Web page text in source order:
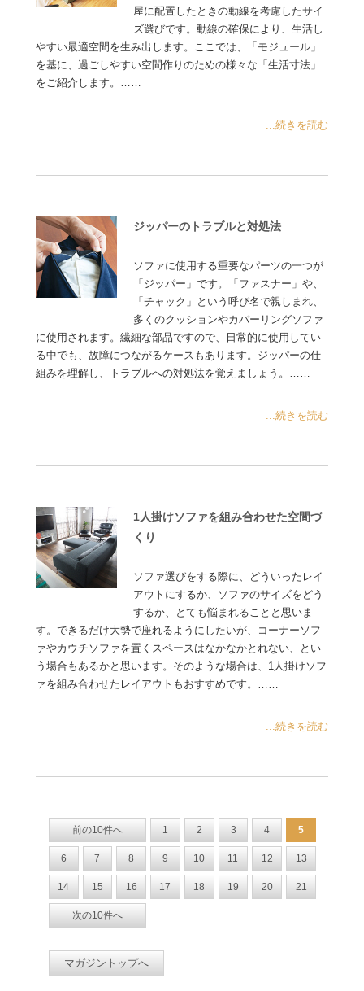
屋に配置したときの動線を考慮したサイ
ズ選びです。動線の確保により、生活し
やすい最適空間を生み出します。ここでは、「モジュール」
を基に、過ごしやすい空間作りのための様々な「生活寸法」
をご紹介します。……
...続きを読む
ジッパーのトラブルと対処法
ソファに使用する重要なパーツの一つが
「ジッパー」です。「ファスナー」や、
「チャック」という呼び名で親しまれ、
多くのクッションやカバーリングソファ
に使用されます。繊細な部品ですので、日常的に使用してい
る中でも、故障につながるケースもあります。ジッパーの仕
組みを理解し、トラブルへの対処法を覚えましょう。……
...続きを読む
1人掛けソファを組み合わせた空間づ
くり
ソファ選びをする際に、どういったレイ
アウトにするか、ソファのサイズをどう
するか、とても悩まれることと思いま
す。できるだけ大勢で座れるようにしたいが、コーナーソフ
ァやカウチソファを置くスペースはなかなかとれない、とい
う場合もあるかと思います。そのような場合は、1人掛けソフ
ァを組み合わせたレイアウトもおすすめです。……
...続きを読む
前の10件へ 1 2 3 4 5
6 7 8 9 10 11 12 13
14 15 16 17 18 19 20 21
次の10件へ
マガジントップへ